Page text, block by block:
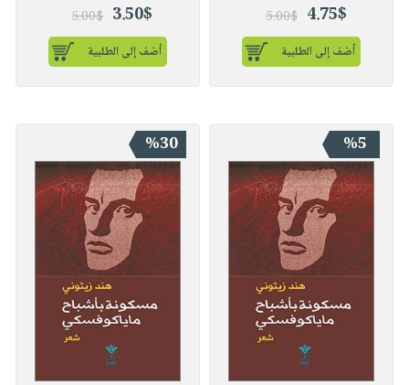
4.75$
5.00$
أضف إلى الطلبية
3.50$
5.00$
أضف إلى الطلبية
%5
%30